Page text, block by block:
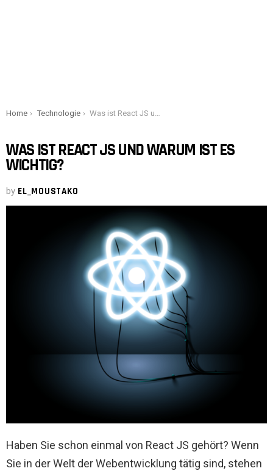
You are here:
Home Technologie Was ist React JS und warum ist es wichtig?
WAS IST REACT JS UND WARUM IST ES
WICHTIG?
by EL_MOUSTAKO
Haben Sie schon einmal von React JS gehört? Wenn
Sie in der Welt der Webentwicklung tätig sind, stehen